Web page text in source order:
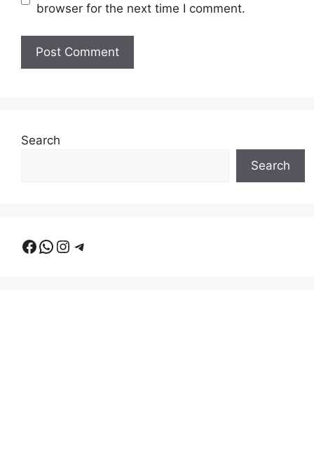
browser for the next time I comment.
Search
Search
Facebook
WhatsApp
Instagram
Telegram